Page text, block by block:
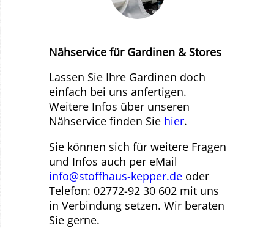
Nähservice für Gardinen & Stores
Lassen Sie Ihre Gardinen doch
einfach bei uns anfertigen.
Weitere Infos über unseren
Nähservice finden Sie hier.
Sie können sich für weitere Fragen
und Infos auch per eMail
info@stoffhaus-kepper.de oder
Telefon: 02772-92 30 602 mit uns
in Verbindung setzen. Wir beraten
Sie gerne.